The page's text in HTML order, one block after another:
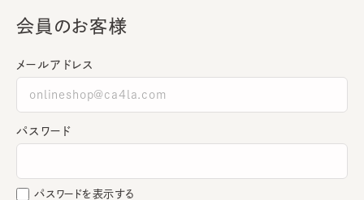
会員のお客様
メールアドレス
パスワード
パスワードを表示する